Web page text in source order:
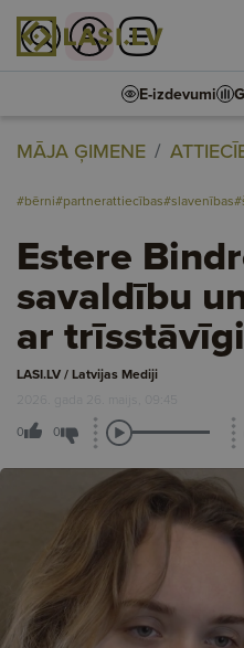
E-izdevumi
MĀJA ĢIMENE
#bērni#partnerattiecības#slavenības
Estere
savaldību
ar
LASI.LV / Latvijas Mediji
2026. gada 26. maijs, 09:45
0 0